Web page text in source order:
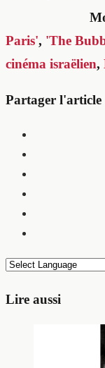
Paris', 'The
cinéma israëlien,
Partager l'article
Lire aussi